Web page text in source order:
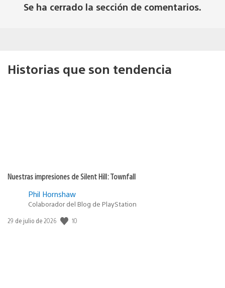
Se ha cerrado la sección de comentarios.
Historias que son tendencia
Nuestras impresiones de Silent Hill: Townfall
Phil Hornshaw
Colaborador del Blog de PlayStation
Fecha
29 de julio de 2026 10